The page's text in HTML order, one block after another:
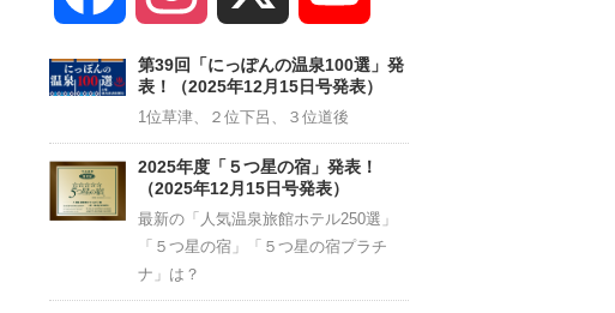
Channel
第39回「にっぽんの温泉100選」発
表！（2025年12月15日号発表）
1位草津、２位下呂、３位道後
2025年度「５つ星の宿」発表！
（2025年12月15日号発表）
最新の「人気温泉旅館ホテル250選」
「５つ星の宿」「５つ星の宿プラチ
ナ」は？